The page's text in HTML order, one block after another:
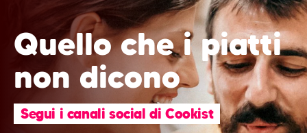
Quello che i piatti
non dicono
Segui i canali social di Cookist